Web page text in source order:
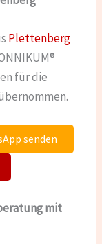
Plettenberg
für die
senden
mit